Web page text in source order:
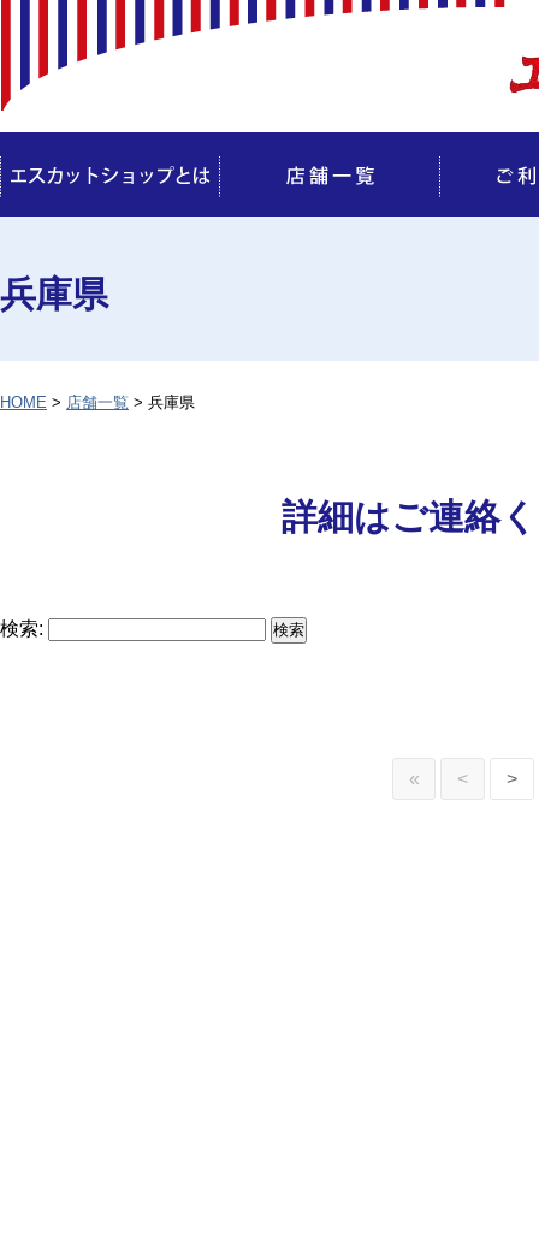
兵庫県
HOME > 店舗一覧 > 兵庫県
詳細はご連絡
検索:
« < >